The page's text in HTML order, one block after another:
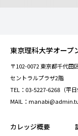
東京理科大学オープ
〒102-0072 東京都千代田
セントラルプラザ2階
TEL：03-5227-6268（平日
MAIL：
カレッジ概要